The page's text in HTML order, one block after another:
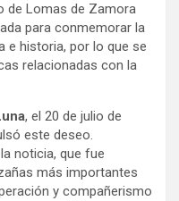
de Lomas de Zamora
para conmemorar la
e historia, por lo que se
relacionadas con la
, el 20 de julio de
este deseo.
noticia, que fue
más importantes
y compañerismo